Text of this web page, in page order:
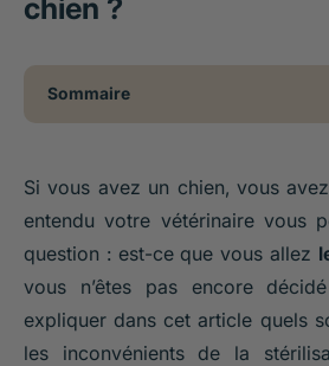
chien ?
Sommaire
Si vous avez un chien, vous
entendu votre vétérinaire vous
question : est-ce que vous allez
vous n’êtes pas encore
expliquer dans cet article quels
les inconvénients de la